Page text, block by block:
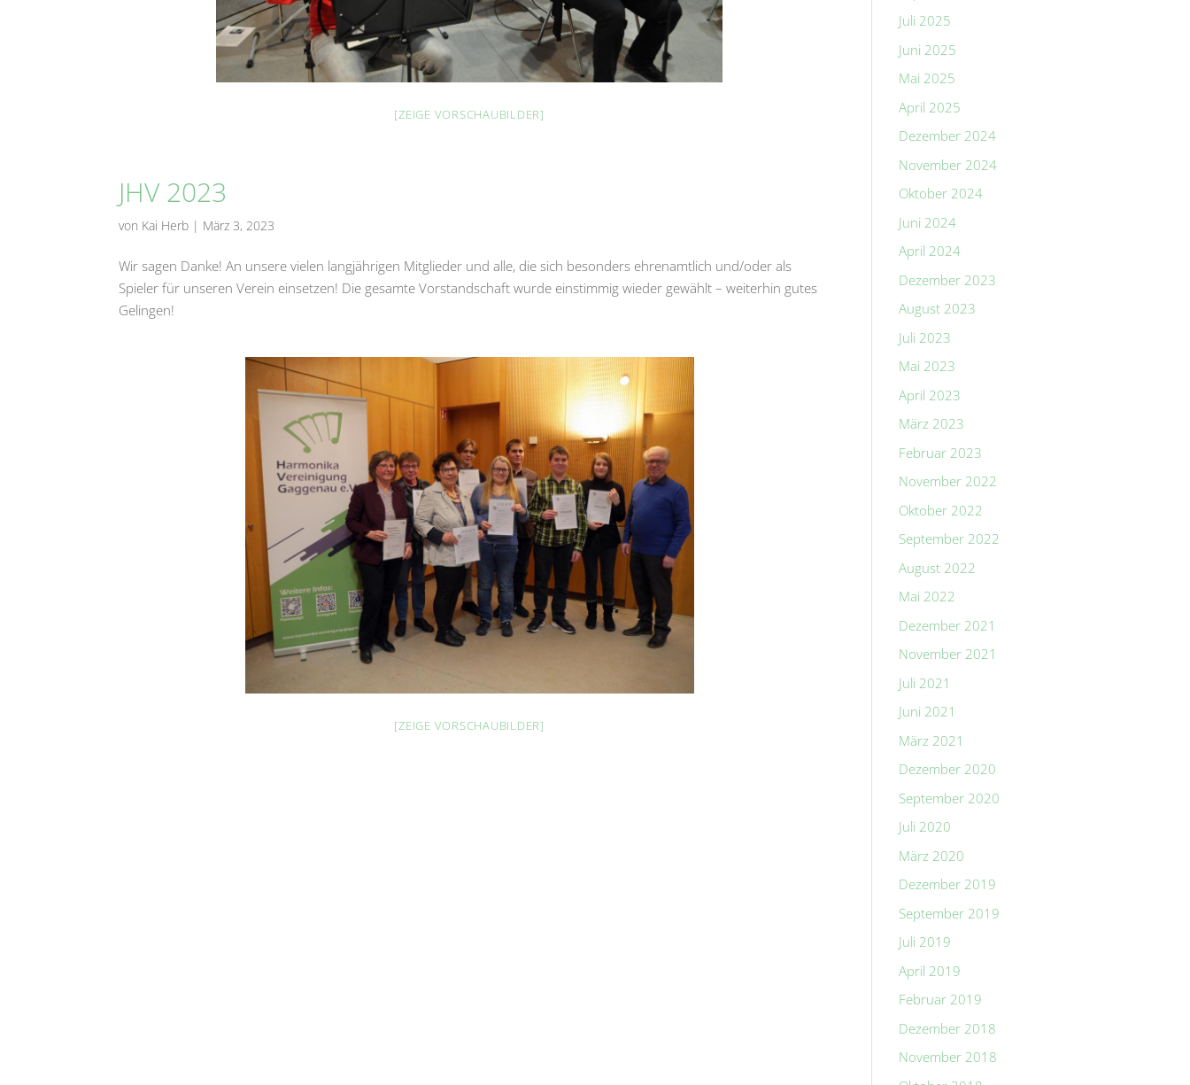
[ZEIGE VORSCHAUBILDER]
JHV 2023
von Kai Herb | März 3, 2023
Wir sagen Danke! An unsere vielen langjährigen Mitglieder und alle, die sich besonders ehrenamtlich und/oder als
Spieler für unseren Verein einsetzen! Die gesamte Vorstandschaft wurde einstimmig wieder gewählt – weiterhin gutes
Gelingen!
[ZEIGE VORSCHAUBILDER]
Juli 2025
Juni 2025
Mai 2025
April 2025
Dezember 2024
November 2024
Oktober 2024
Juni 2024
April 2024
Dezember 2023
August 2023
Juli 2023
Mai 2023
April 2023
März 2023
Februar 2023
November 2022
Oktober 2022
September 2022
August 2022
Mai 2022
Dezember 2021
November 2021
Juli 2021
Juni 2021
März 2021
Dezember 2020
September 2020
Juli 2020
März 2020
Dezember 2019
September 2019
Juli 2019
April 2019
Februar 2019
Dezember 2018
November 2018